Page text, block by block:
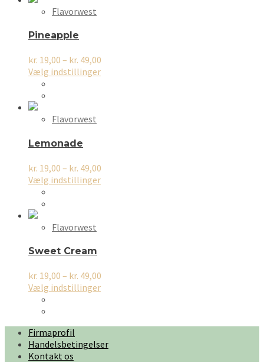
på
varesiden
Flavorwest
Pineapple
kr. 19,00 – kr. 49,00
Vælg indstillingerDette
på
varesiden
Flavorwest
Lemonade
kr. 19,00 – kr. 49,00
Vælg indstillingerDette
på
varesiden
Flavorwest
Sweet Cream
kr. 19,00 – kr. 49,00
Vælg indstillingerDette
Mulighederne
Firmaprofil
Handelsbetingelser
Kontakt os